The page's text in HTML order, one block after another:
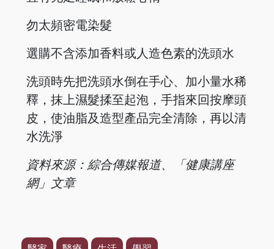
勿太頻密電染髮
選購不含添加香料或人造色素的洗頭水
洗頭時先把洗頭水倒在手心、加小量水稀
釋，抹上濕髮揉至起泡，手指來回按摩頭
皮，使油脂及造型產品完全清除，再以清
水洗淨
資料來源：綜合傳媒報道、「健康講座
網」文章